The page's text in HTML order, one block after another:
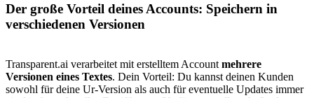
Der große Vorteil deines Accounts: Speichern in
verschiedenen Versionen
Transparent.ai verarbeitet mit erstelltem Account mehrere
Versionen eines Textes. Dein Vorteil: Du kannst deinen Kunden
sowohl für deine Ur-Version als auch für eventuelle Updates immer